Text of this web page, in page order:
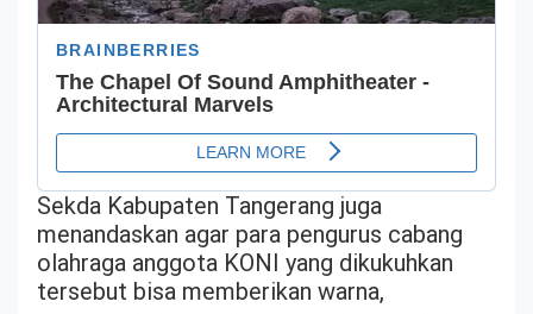
Sekda Kabupaten Tangerang juga
menandaskan agar para pengurus cabang
olahraga anggota KONI yang dikukuhkan
tersebut bisa memberikan warna,